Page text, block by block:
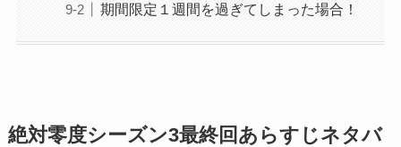
期間限定１週間を過ぎてしまった場合！
絶対零度シーズン3最終回あらすじネタバ